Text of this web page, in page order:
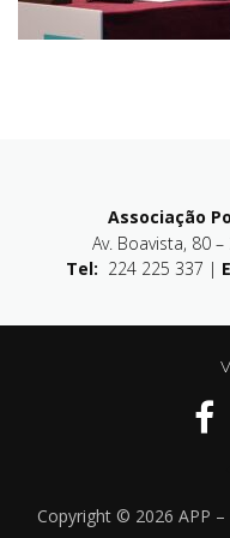
Associação
Av. Boavista, 80
Tel: 224 225 337 |
Copyright © 2026 APP –